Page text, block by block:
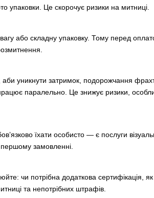
упаковки. Це скорочує ризики на митниці.
або складну упаковку. Тому перед
уникнути затримок, подорожчання
паралельно. Це знижує ризики,
їхати особисто — є послуги
замовленні.
чи потрібна додаткова сертифікація,
та непотрібних штрафів.